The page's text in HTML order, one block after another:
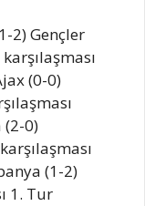
2) Gençler
(0-0)
(2-0)
(1-2)
1. Tur